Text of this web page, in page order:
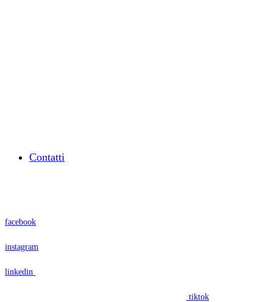
Contatti
facebook
instagram
linkedin
tiktok